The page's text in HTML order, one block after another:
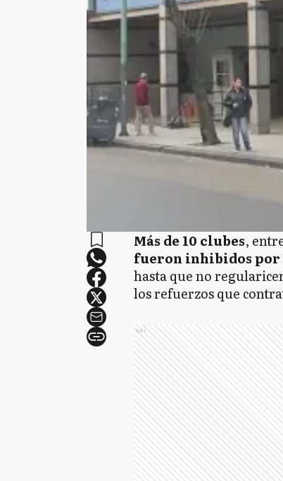
Más de 10 clubes,
fueron inhibidos por
hasta que no
los refuerzos que
Ads